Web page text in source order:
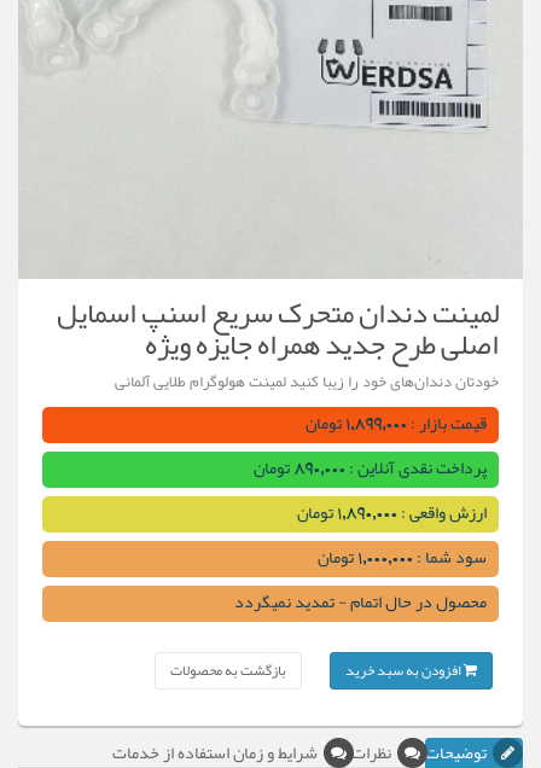
لمینت دندان متحرک سریع اسنپ اسمایل
اصلی طرح جدید همراه جایزه ویژه
خودتان دندان‌های خود را زیبا کنید لمینت هولوگرام طلایی آلمانی
قیمت بازار : 1,899,000 تومان
پرداخت نقدی آنلاین : 890,000 تومان
ارزش واقعی : 1,890,000 تومان
سود شما : 1,000,000 تومان
محصول در حال اتمام - تمدید نمیگردد
افزودن به سبد خرید بازگشت به محصولات
توضیحات نظرات شرایط و زمان استفاده از خدمات